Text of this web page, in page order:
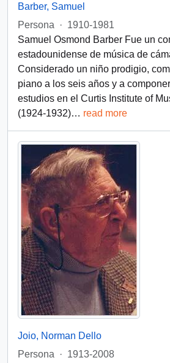
Barber, Samuel
Persona
· 1910-1981
Samuel Osmond Barber Fue un
estadounidense de música de
Considerado un niño prodigio,
piano a los seis años y a
estudios en el Curtis Institute of
(1924-1932)… read more
Joio, Norman Dello
Persona
· 1913-2008